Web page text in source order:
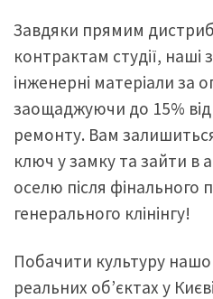
Завдяки прямим
контрактам студії,
інженерні матеріали за
заощаджуючи до 15% від
ремонту. Вам
ключ у замку та зайти в
оселю після фінального
генерального клінінгу!
Побачити культуру
реальних об’єктах у